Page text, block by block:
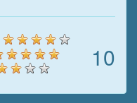
10